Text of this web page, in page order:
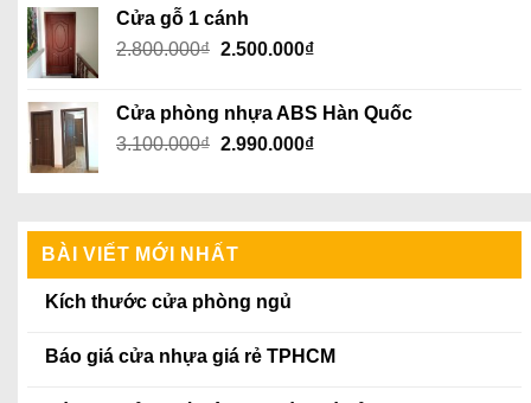
5.000.000₫.
4.800.000₫.
Cửa gỗ 1 cánh
2.800.000₫ Giá
2.800.000₫.
2.500.000₫Giá
là:
2.500.000₫.
Cửa phòng nhựa ABS Hàn Quốc
3.100.000₫ Giá
2.990.000₫Giá
BÀI VIẾT MỚI NHẤT
Kích thước cửa phòng ngủ
Báo giá cửa nhựa giá rẻ TPHCM